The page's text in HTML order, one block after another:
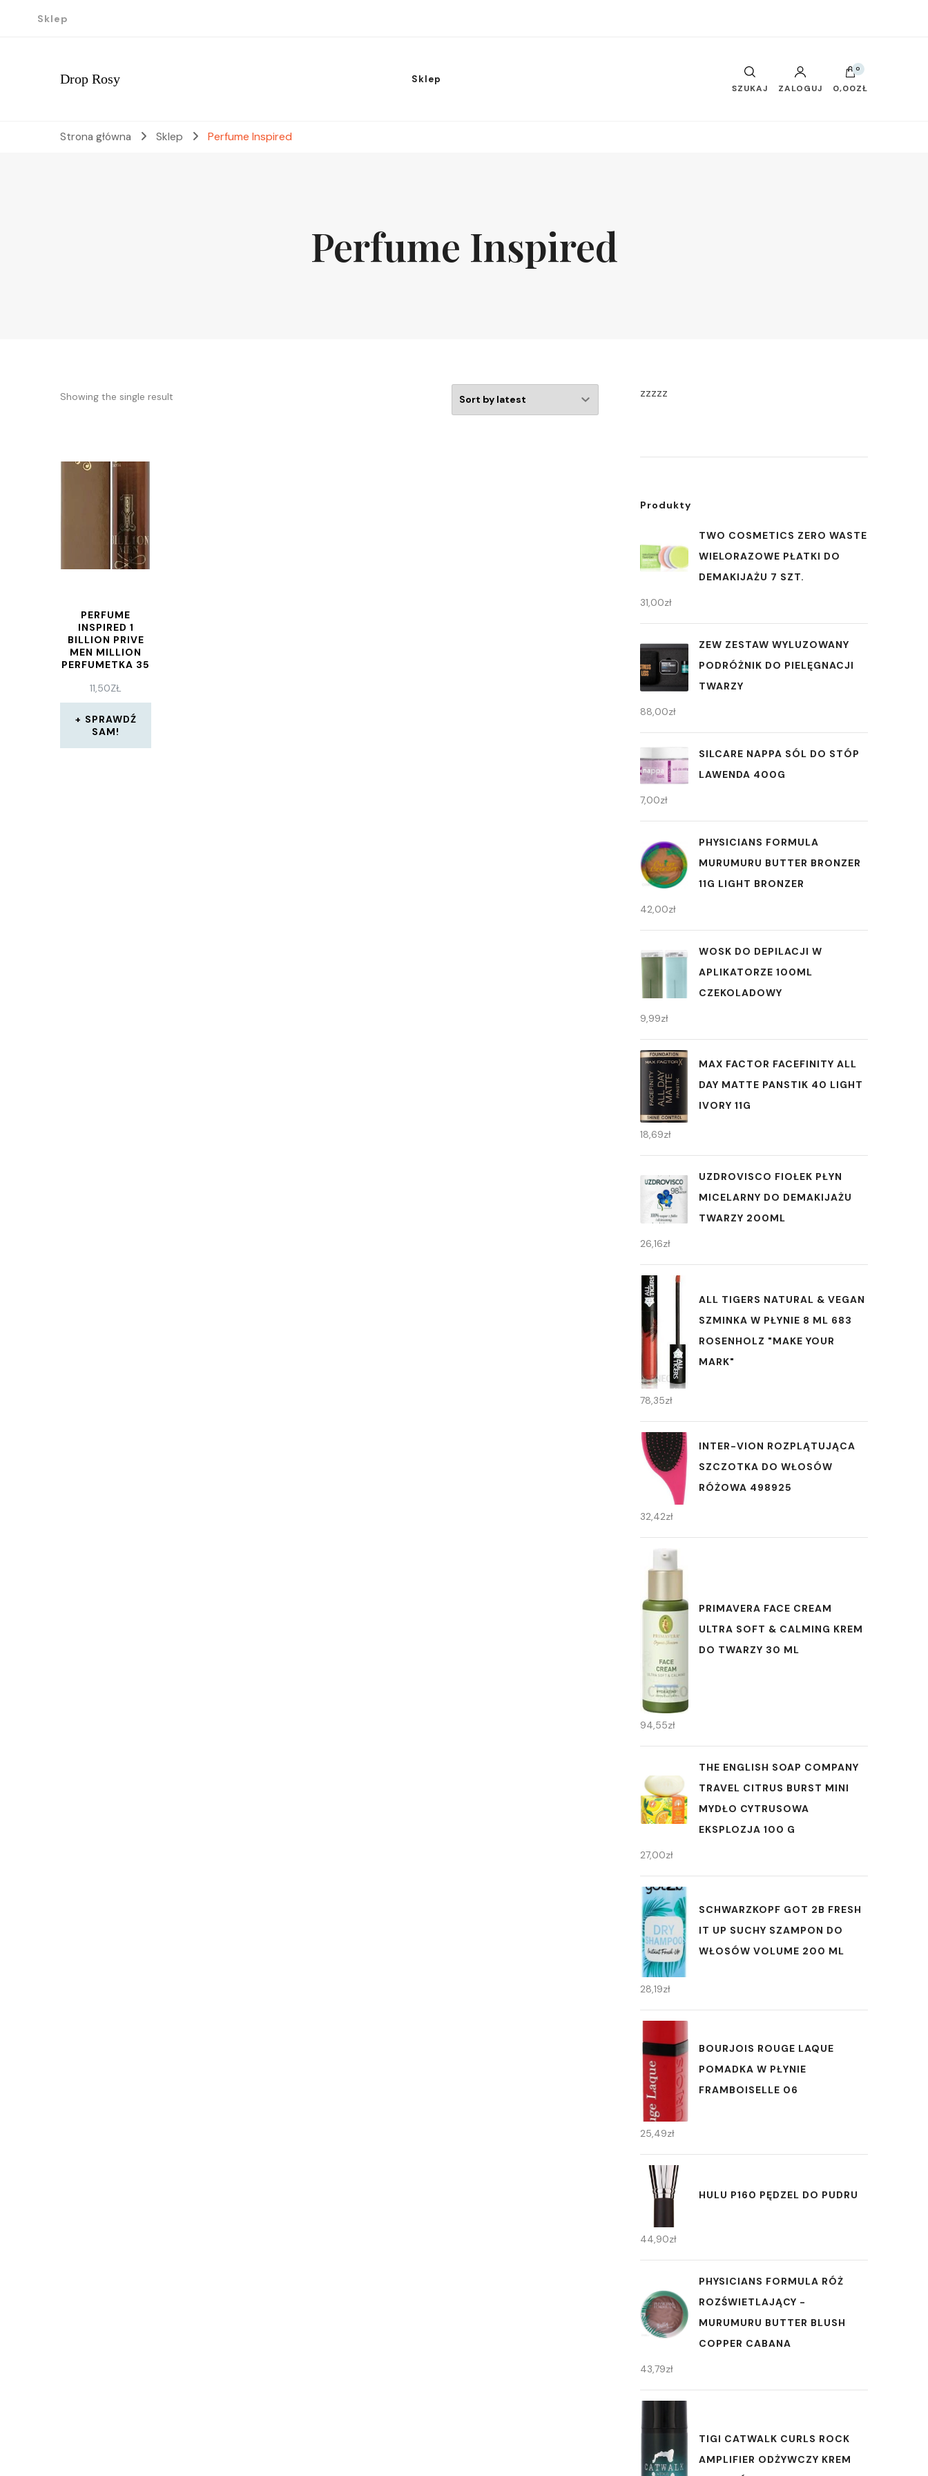
Sklep
Drop Rosy Sklep
SZUKAJ ZALOGUJ
0
0,00ZŁ
Strona główna Sklep Perfume Inspired
Perfume Inspired
Showing the single result
PERFUME
INSPIRED 1
BILLION PRIVE
MEN MILLION
PERFUMETKA 35
11,50ZŁ
SPRAWDŹ
SAM!
zzzzz
Produkty
TWO COSMETICS ZERO WASTE
WIELORAZOWE PŁATKI DO
DEMAKIJAŻU 7 SZT.
31,00zł
ZEW ZESTAW WYLUZOWANY
PODRÓŻNIK DO PIELĘGNACJI
TWARZY
88,00zł
SILCARE NAPPA SÓL DO STÓP
LAWENDA 400G
7,00zł
PHYSICIANS FORMULA
MURUMURU BUTTER BRONZER
11G LIGHT BRONZER
42,00zł
WOSK DO DEPILACJI W
APLIKATORZE 100ML
CZEKOLADOWY
9,99zł
MAX FACTOR FACEFINITY ALL
DAY MATTE PANSTIK 40 LIGHT
IVORY 11G
18,69zł
UZDROVISCO FIOŁEK PŁYN
MICELARNY DO DEMAKIJAŻU
TWARZY 200ML
26,16zł
ALL TIGERS NATURAL & VEGAN
SZMINKA W PŁYNIE 8 ML 683
ROSENHOLZ "MAKE YOUR
MARK"
78,35zł
INTER-VION ROZPLĄTUJĄCA
SZCZOTKA DO WŁOSÓW
RÓŻOWA 498925
32,42zł
PRIMAVERA FACE CREAM
ULTRA SOFT & CALMING KREM
DO TWARZY 30 ML
94,55zł
THE ENGLISH SOAP COMPANY
TRAVEL CITRUS BURST MINI
MYDŁO CYTRUSOWA
EKSPLOZJA 100 G
27,00zł
SCHWARZKOPF GOT 2B FRESH
IT UP SUCHY SZAMPON DO
WŁOSÓW VOLUME 200 ML
28,19zł
BOURJOIS ROUGE LAQUE
POMADKA W PŁYNIE
FRAMBOISELLE 06
25,49zł
HULU P160 PĘDZEL DO PUDRU
44,90zł
PHYSICIANS FORMULA RÓŻ
ROZŚWIETLAJĄCY -
MURUMURU BUTTER BLUSH
COPPER CABANA
43,79zł
TIGI CATWALK CURLS ROCK
AMPLIFIER ODŻYWCZY KREM